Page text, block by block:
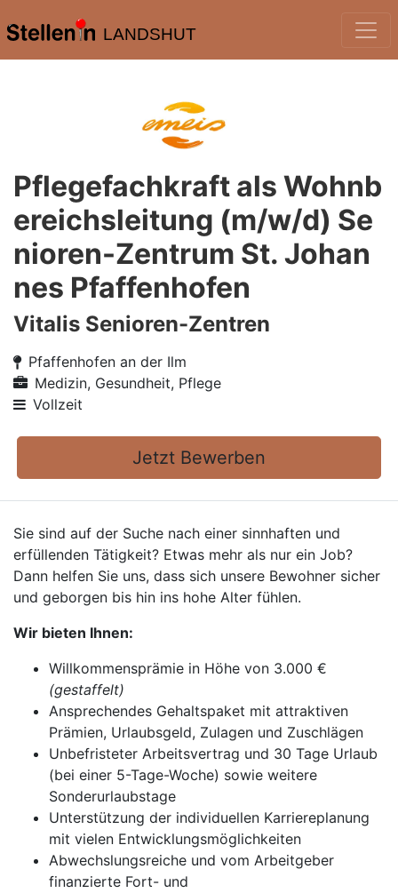
LANDSHUT
Pflegefachkraft als Wohnb
ereichsleitung (m/w/d) Se
nioren-Zentrum St. Johan
nes Pfaffenhofen
Vitalis Senioren-Zentren
Pfaffenhofen an der Ilm
Medizin, Gesundheit, Pflege
Vollzeit
Jetzt Bewerben
Sie sind auf der Suche nach einer sinnhaften und
erfüllenden Tätigkeit? Etwas mehr als nur ein Job?
Dann helfen Sie uns, dass sich unsere Bewohner sicher
und geborgen bis hin ins hohe Alter fühlen.
Wir bieten Ihnen:
Willkommensprämie in Höhe von 3.000 €
(gestaffelt)
Ansprechendes Gehaltspaket mit attraktiven
Prämien, Urlaubsgeld, Zulagen und Zuschlägen
Unbefristeter Arbeitsvertrag und 30 Tage Urlaub
(bei einer 5-Tage-Woche) sowie weitere
Sonderurlaubstage
Unterstützung der individuellen Karriereplanung
mit vielen Entwicklungsmöglichkeiten
Abwechslungsreiche und vom Arbeitgeber
finanzierte Fort- und